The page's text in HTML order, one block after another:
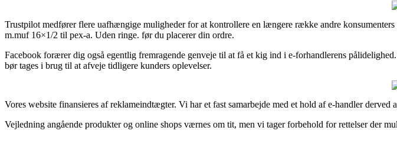
Trustpilot medfører flere uafhængige muligheder for at kontrollere en længere række andre
m.muf 16×1/2 til pex-a. Uden ringe. før du placerer din ordre.
Facebook forærer dig også egentlig fremragende genveje til at få et kig ind i e-forhandlerens
bør tages i brug til at afveje tidligere kunders oplevelser.
Vores website finansieres af reklameindtægter. Vi har et fast samarbejde med et hold af e-handler
Vejledning angående produkter og online shops værnes om tit, men vi tager forbehold for rettelser der